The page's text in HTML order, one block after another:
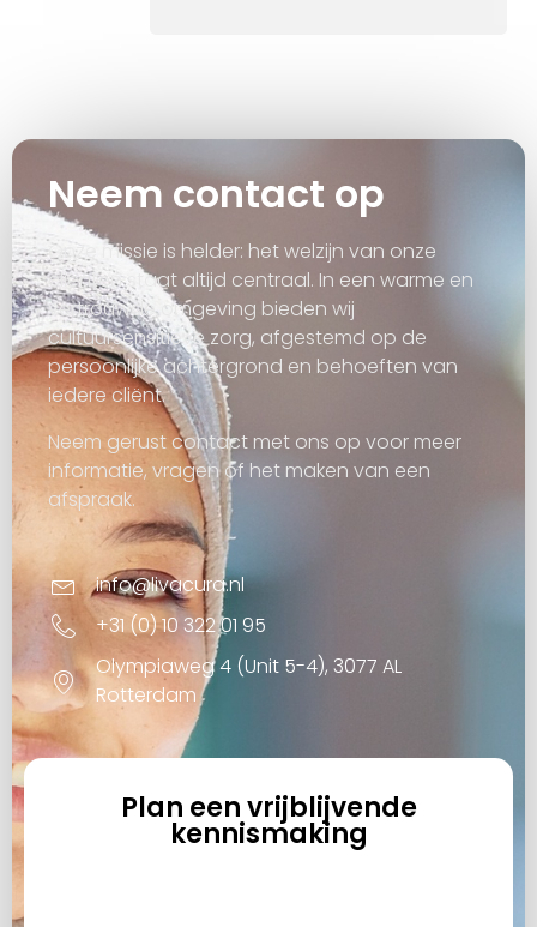
Neem contact op
Onze missie is helder: het welzijn van onze
cliënten staat altijd centraal. In een warme en
vertrouwde omgeving bieden wij
cultuursensitieve zorg, afgestemd op de
persoonlijke achtergrond en behoeften van
iedere cliënt.
Neem gerust contact met ons op voor meer
informatie, vragen of het maken van een
afspraak.
info@livacura.nl
+31 (0) 10 322 01 95
Olympiaweg 4 (Unit 5-4), 3077 AL
Rotterdam
Plan een vrijblijvende
kennismaking